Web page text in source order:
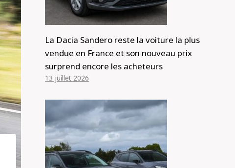
La Dacia Sandero reste la voiture la plus
vendue en France et son nouveau prix
surprend encore les acheteurs
13 juillet 2026